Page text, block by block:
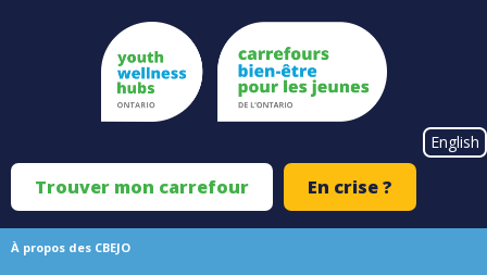
English
Top
Menu
Trouver mon carrefour En crise ?
À propos des CBEJO